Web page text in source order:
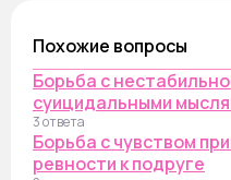
Похожие вопросы
Борьба с
суицидальными
3 ответа
Борьба с чувством
ревности к подруге